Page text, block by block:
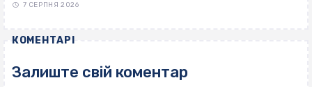
7 СЕРПНЯ 2026
КОМЕНТАРІ
Залиште свій коментар